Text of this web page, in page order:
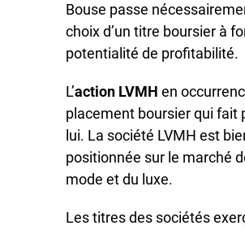
Bouse passe
choix d’un titre boursier à
potentialité de profitabilité.
L’action LVMH en
placement boursier qui fait
lui. La société LVMH est
positionnée sur le marché
mode et du luxe.
Les titres des sociétés